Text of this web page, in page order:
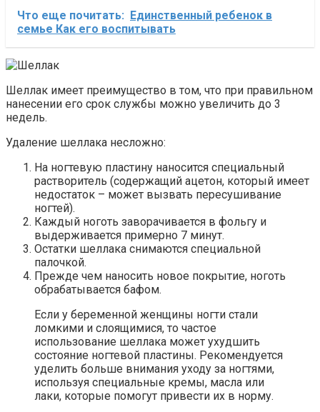
Что еще почитать: Единственный ребенок в
семье Как его воспитывать
Шеллак имеет преимущество в том, что при правильном
нанесении его срок службы можно увеличить до 3
недель.
Удаление шеллака несложно:
На ногтевую пластину наносится специальный
растворитель (содержащий ацетон, который имеет
недостаток – может вызвать пересушивание
ногтей).
Каждый ноготь заворачивается в фольгу и
выдерживается примерно 7 минут.
Остатки шеллака снимаются специальной
палочкой.
Прежде чем наносить новое покрытие, ноготь
обрабатывается бафом.
Если у беременной женщины ногти стали
ломкими и слоящимися, то частое
использование шеллака может ухудшить
состояние ногтевой пластины. Рекомендуется
уделить больше внимания уходу за ногтями,
используя специальные кремы, масла или
лаки, которые помогут привести их в норму.